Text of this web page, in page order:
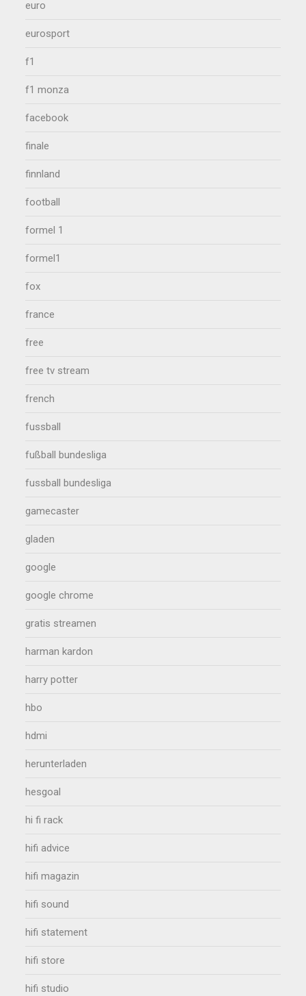
euro
eurosport
f1
f1 monza
facebook
finale
finnland
football
formel 1
formel1
fox
france
free
free tv stream
french
fussball
fußball bundesliga
fussball bundesliga
gamecaster
gladen
google
google chrome
gratis streamen
harman kardon
harry potter
hbo
hdmi
herunterladen
hesgoal
hi fi rack
hifi advice
hifi magazin
hifi sound
hifi statement
hifi store
hifi studio